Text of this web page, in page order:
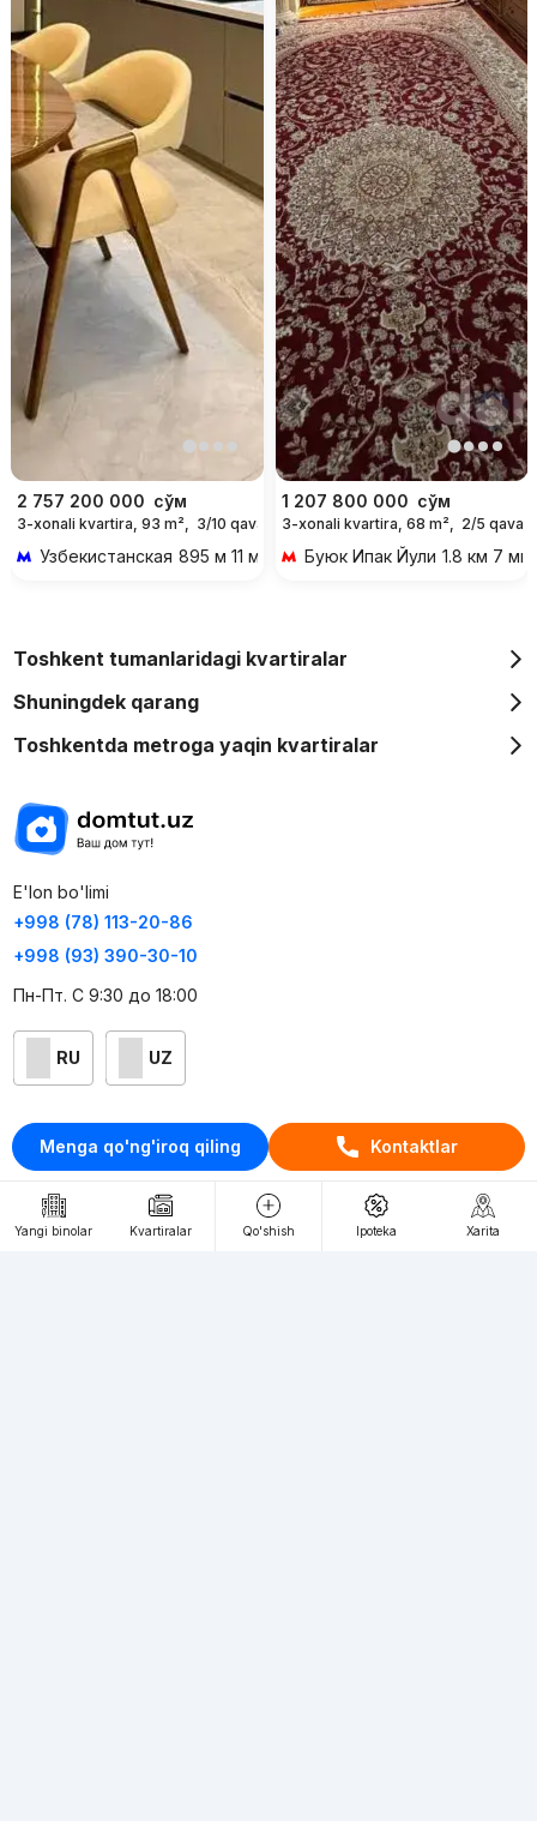
Menga qo'ng'iroq qiling Kontaktlar
2 757 200 000 сўм
3-xonali kvartira, 93 m², 3/10 qavat
Узбекистанская 895 м 11 мин piyoda
1 207 800 000 сўм
3-xonali kvartira, 68 m², 2/5 qavat
Буюк Ипак Йули 1.8 км 7
Yangi binolar Kvartiralar Qo'shish Ipoteka Xarita
Toshkent tumanlaridagi kvartiralar
Shuningdek qarang
Toshkentda metroga yaqin kvartiralar
E'lon bo'limi
+998 (78) 113-20-86
+998 (93) 390-30-10
Пн-Пт. С 9:30 до 18:00
RU UZ
Kontaktlar
loyiha haqida
Webnow © loyihasi